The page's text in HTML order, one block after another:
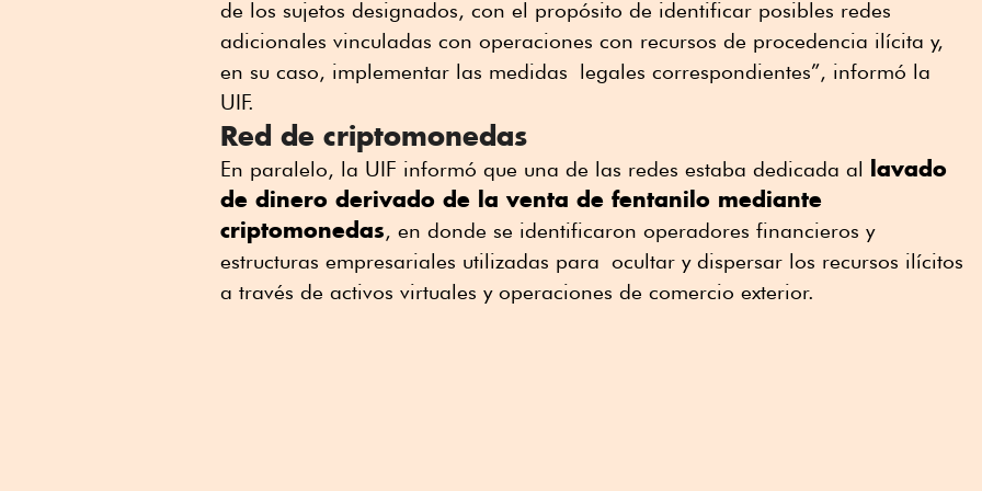
de los sujetos designados, con el propósito de identificar posibles redes
adicionales vinculadas con operaciones con recursos de procedencia ilícita y,
en su caso, implementar las medidas legales correspondientes”, informó la
UIF.
Red de criptomonedas
En paralelo, la UIF informó que una de las redes estaba dedicada al
lavado
de dinero derivado de la venta de fentanilo mediante
criptomonedas, en donde se identificaron operadores financieros y
estructuras empresariales utilizadas para ocultar y dispersar los recursos ilícitos
a través de activos virtuales y operaciones de comercio exterior.